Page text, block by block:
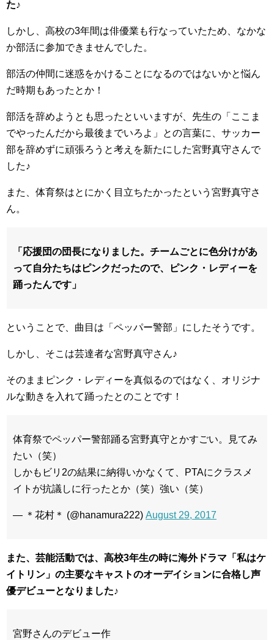
た♪
しかし、高校の3年間は俳優業も行なっていたため、なかな
か部活に参加できませんでした。
部活の仲間に迷惑をかけることになるのではないかと悩ん
だ時期もあったとか！
部活を辞めようとも思ったといいますが、先生の「ここま
でやったんだから最後までいろよ」との言葉に、サッカー
部を辞めずに頑張ろうと考えを新たにした宮野真守さんで
した♪
また、体育祭はとにかく目立ちたかったという宮野真守さ
ん。
「応援団の団長になりました。チームごとに色分けがあ
って自分たちはピンクだったので、ピンク・レディーを
踊ったんです」
ということで、曲目は「ペッパー警部」にしたそうです。
しかし、そこは芸達者な宮野真守さん♪
そのままピンク・レディーを真似るのではなく、オリジナ
ルな動きを入れて踊ったとのことです！
体育祭でペッパー警部踊る宮野真守とかすごい。見てみ
たい（笑）
しかもビリ2の結果に納得いかなくて、PTAにクラスメ
イトが抗議しに行ったとか（笑）強い（笑）
— ＊花村＊ (@hanamura222) August 29, 2017
また、芸能活動では、高校3年生の時に海外ドラマ「私はケ
イトリン」の主要なキャストのオーデイションに合格し声
優デビューとなりました♪
宮野さんのデビュー作